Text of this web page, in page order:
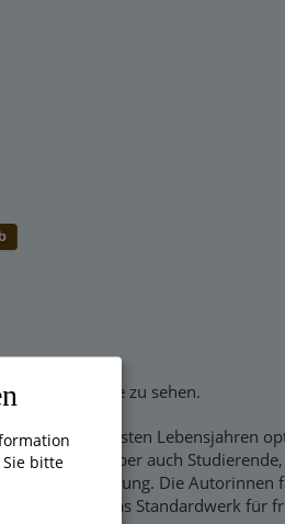
Nettopreise zu sehen.
in den ersten Lebensjahren
aber auch
Unterstützung. Die Autorinnen
Das Standardwerk für
bitte